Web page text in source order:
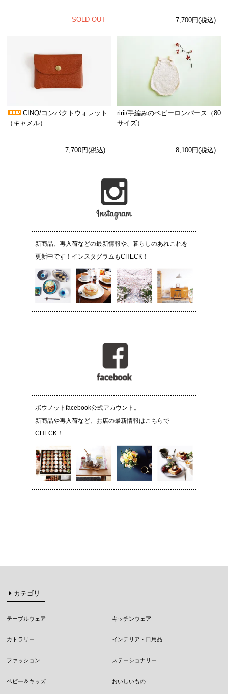
SOLD OUT 7,700円(税込)
CINQ/コンパクトウォレット
（キャメル）
7,700円(税込)
ririi/手編みのベビーロンパース（80
サイズ）
8,100円(税込)
新商品、再入荷などの最新情報や、暮らしのあれこれを
更新中です！インスタグラムもCHECK！
ボウノットfacebook公式アカウント。
新商品や再入荷など、お店の最新情報はこちらで
CHECK！
カテゴリ
テーブルウェア キッチンウェア
カトラリー インテリア・日用品
ファッション ステーショナリー
ベビー＆キッズ おいしいもの